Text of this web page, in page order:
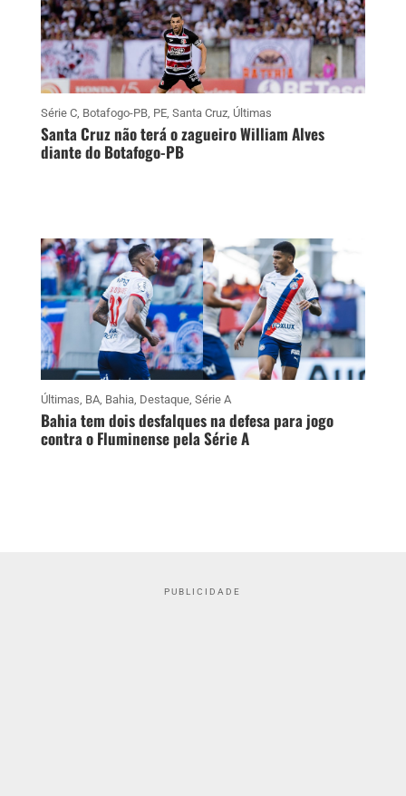
Série C, Botafogo-PB, PE, Santa Cruz, Últimas
Santa Cruz não terá o zagueiro William Alves
diante do Botafogo-PB
Últimas, BA, Bahia, Destaque, Série A
Bahia tem dois desfalques na defesa para jogo
contra o Fluminense pela Série A
PUBLICIDADE